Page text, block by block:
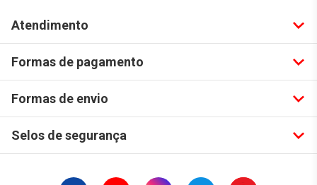
Atendimento
Formas de pagamento
Formas de envio
Selos de segurança